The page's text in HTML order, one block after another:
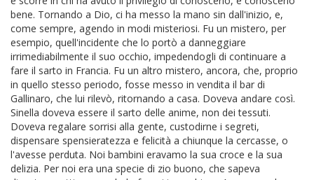
bene. Tornando a Dio, ci ha messo la mano sin dall'inizio, e,
come sempre, agendo in modi misteriosi. Fu un mistero, per
esempio, quell'incidente che lo portò a danneggiare
irrimediabilmente il suo occhio, impedendogli di continuare a
fare il sarto in Francia. Fu un altro mistero, ancora, che, proprio
in quello stesso periodo, fosse messo in vendita il bar di
Gallinaro, che lui rilevò, ritornando a casa. Doveva andare così.
Sinella doveva essere il sarto delle anime, non dei tessuti.
Doveva regalare sorrisi alla gente, custodirne i segreti,
dispensare spensieratezza e felicità a chiunque la cercasse, o
l'avesse perduta. Noi bambini eravamo la sua croce e la sua
delizia. Per noi era una specie di zio buono, che sapeva